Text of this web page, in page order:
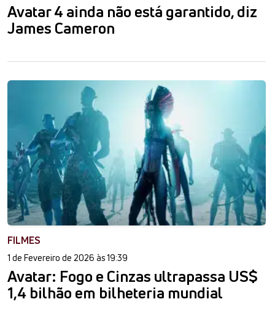
Avatar 4 ainda não está garantido, diz
James Cameron
FILMES
1 de Fevereiro de 2026 às 19:39
Avatar: Fogo e Cinzas ultrapassa US$
1,4 bilhão em bilheteria mundial